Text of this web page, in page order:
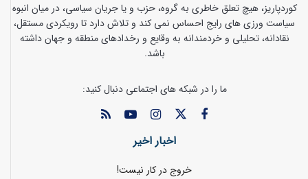
کوردپاریز، هیچ تعلق خاطری به گروه، حزب و یا جریان سیاسی، در میان انبوه
سیاست ورزی های رایج احساس نمی کند و تلاش دارد تا رویکردی مستقل،
نقادانه، تحلیلی و خردمندانه به وقایع و رخدادهای منطقه و جهان داشته
باشد.
ما را در شبکه های اجتماعی دنبال کنید:
اخبار اخیر
خروج در کار نیست!